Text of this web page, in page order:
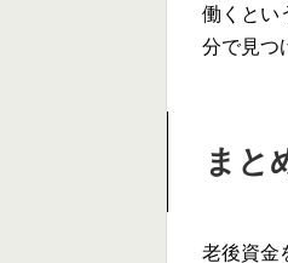
働くとい
分で見つ
まと
老後資金